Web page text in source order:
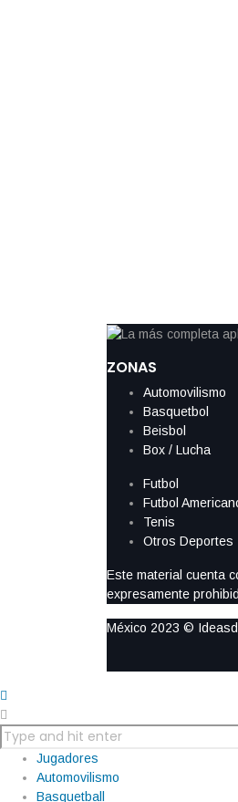
ZONAS
Automovilismo
Basquetbol
Beisbol
Box / Lucha
Futbol
Futbol
Tenis
Otros Deportes
Este material cuenta
expresamente
México 2023 ©
Jugadores
Automovilismo
Basquetball